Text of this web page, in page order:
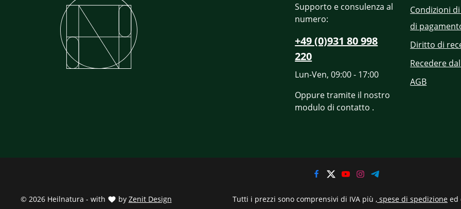
Supporto e consulenza al
numero:
+49 (0)931 80 998
220
Lun-Ven, 09:00 - 17:00
Oppure tramite il nostro
modulo di contatto .
Condizioni
di
Diritto di
Recedere
AGB
© 2026 Heilnatura - with by Zenit Design Tutti i prezzi sono comprensivi di IVA più , spese di spedizione ed